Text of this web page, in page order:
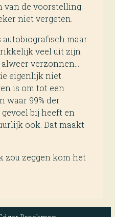
van de voorstelling.
niet vergeten.
maar
veel uit zijn
verzonnen…
eigenlijk niet.
is om tot een
waar 99% der
bij heeft en
ook. Dat maakt
zou zeggen kom het